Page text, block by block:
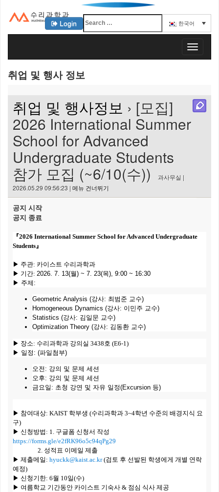
KAIST 수리과학과
Login 한국어
T
o
취업 및 행사 정보
취업 및 행사정보 › [모집]
2026 International Summer
School for Advanced
Undergraduate Students
참가 모집 (~6/10(수))
과사무실 |
2026.05.29 09:56:23 | 메뉴 건너뛰기
공지 시작
공지 종료
『2026 International Summer School for Advanced Undergraduate
Students 』
▶ 주관: 카이스트 수리과학과
▶ 기간: 2026. 7. 13(월) ~ 7. 23(목), 9:00 ~ 16:30
▶ 주제:
Geometric Analysis (강사: 최범준 교수)
Homogeneous Dynamics (강사: 이민주 교수)
Statistics (강사: 김일문 교수)
Optimization Theory (강사: 김동환 교수)
▶ 장소: 수리과학과 강의실 3438호 (E6-1)
▶ 일정: (파일첨부)
오전: 강의 및 문제 세션
오후: 강의 및 문제 세션
금요일: 초청 강연 및 자유 일정(Excursion 등)
▶ 참여대상: KAIST 학부생 (수리과학과 3~4학년 수준의 배경지식 요
구)
▶ 신청방법: 1. 구글폼 신청서 작성
https://forms.gle/e2fRK96o5c94qPg29
2. 성적표 이메일 제출
▶ 제출메일: hyuckk@kaist.ac.kr(검토 후 선발된 학생에게 개별 연락
예정)
▶ 신청기한: 6월 10일(수)
▶ 여름학교 기간동안 카이스트 기숙사 & 점심 식사 제공